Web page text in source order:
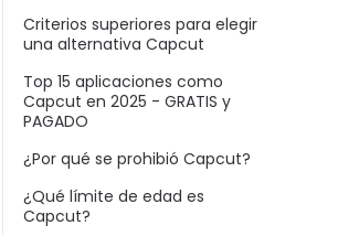
Criterios superiores para elegir
una alternativa Capcut
Top 15 aplicaciones como
Capcut en 2025 - GRATIS y
PAGADO
¿Por qué se prohibió Capcut?
¿Qué límite de edad es
Capcut?